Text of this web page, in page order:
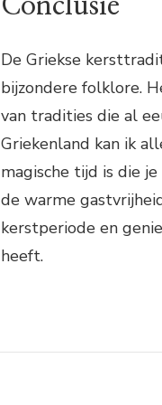
Conclusie
De Griekse
bijzondere folklore.
van tradities die al
Griekenland kan ik
magische tijd is die
de warme
kerstperiode en
heeft.